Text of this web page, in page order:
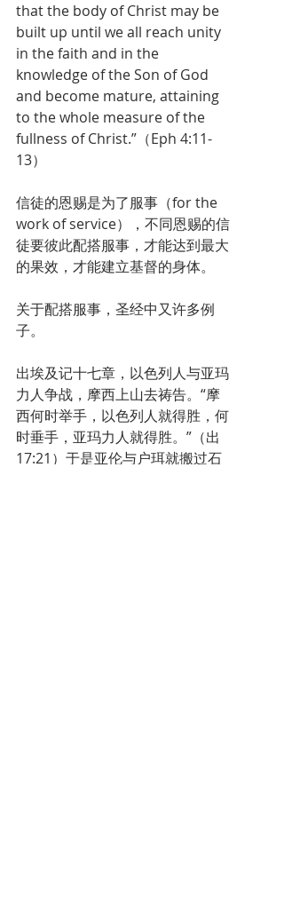
that the body of Christ may be
built up until we all reach unity
in the faith and in the
knowledge of the Son of God
and become mature, attaining
to the whole measure of the
fullness of Christ.”（Eph 4:11-
13）
信徒的恩赐是为了服事（for the
work of service），不同恩赐的信
徒要彼此配搭服事，才能达到最大
的果效，才能建立基督的身体。
关于配搭服事，圣经中又许多例
子。
出埃及记十七章，以色列人与亚玛
力人争战，摩西上山去祷告。“摩
西何时举手，以色列人就得胜，何
时垂手，亚玛力人就得胜。”（出
17:21）于是亚伦与户珥就搬过石